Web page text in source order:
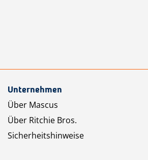
Unternehmen
Über Mascus
Über Ritchie Bros.
Sicherheitshinweise